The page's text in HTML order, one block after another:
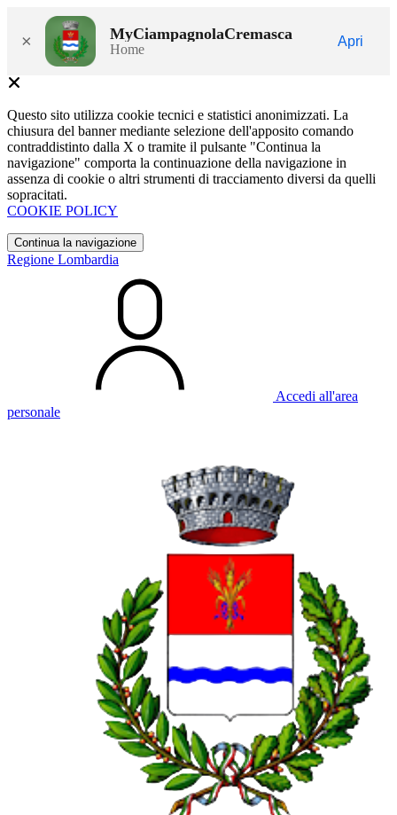
× MyCiampagnolaCremasca
Home
Apri
Questo sito utilizza cookie tecnici e statistici anonimizzati. La
chiusura del banner mediante selezione dell'apposito comando
contraddistinto dalla X o tramite il pulsante "Continua la
navigazione" comporta la continuazione della navigazione in
assenza di cookie o altri strumenti di tracciamento diversi da quelli
sopracitati.
COOKIE POLICY
Continua la navigazione
Regione Lombardia
Accedi all'area
personale